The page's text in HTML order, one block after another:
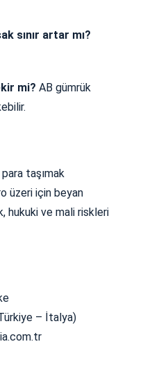
sınır artar mı?
mi? AB gümrük
taşımak
üzeri için beyan
hukuki ve mali riskleri
– İtalya)